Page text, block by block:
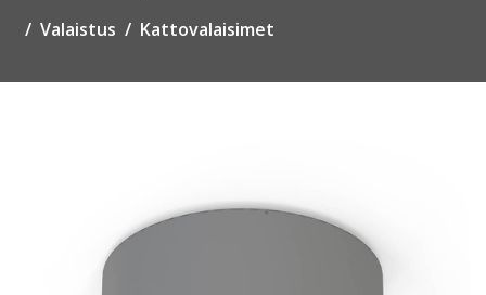
Valaistus Kattovalaisimet